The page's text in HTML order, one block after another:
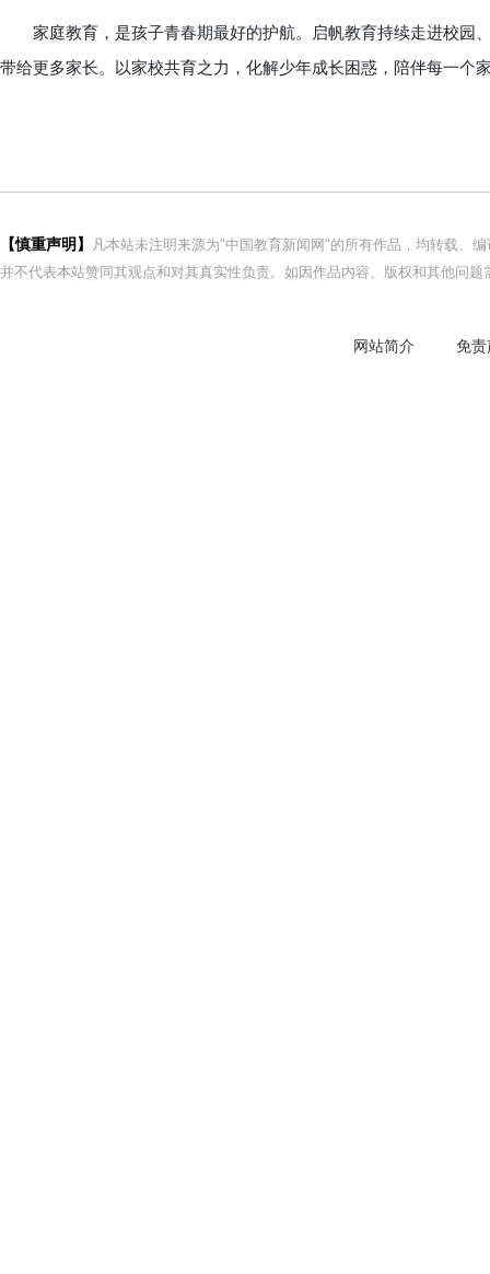
家庭教育，是孩子青春期最好的护航。启帆教育持续走进校园
带给更多家长。以家校共育之力，化解少年成长困惑，陪伴每一个
【慎重声明】
凡本站未注明来源为"中国教育新闻网"的所有作品，均转载、
并不代表本站赞同其观点和对其真实性负责。如因作品内容、版权和其他问
网站简介 免责